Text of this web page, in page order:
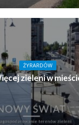
ŻYRARDÓW
zieleni w